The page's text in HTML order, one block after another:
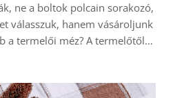
ne a boltok polcain sorakozó,
válasszuk, hanem vásároljunk
a termelői méz? A termelőtől…